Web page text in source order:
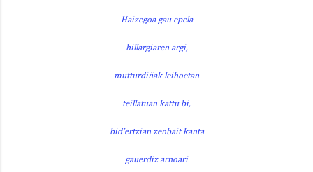
Haizegoa gau epela
hillargiaren argi,
mutturdiñak leihoetan
teillatuan kattu bi,
bid'ertzian zenbait kanta
gauerdiz arnoari